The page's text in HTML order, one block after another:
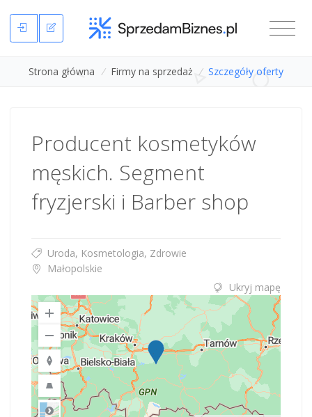
Strona główna / Firmy na sprzedaż / Szczegóły oferty
Producent kosmetyków
męskich. Segment
fryzjerski i Barber shop
Uroda, Kosmetologia, Zdrowie
Małopolskie
Ukryj mapę